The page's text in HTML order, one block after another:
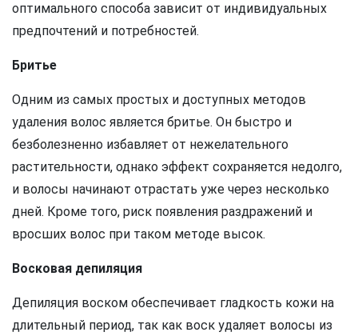
оптимального способа зависит от индивидуальных
предпочтений и потребностей.
Бритье
Одним из самых простых и доступных методов
удаления волос является бритье. Он быстро и
безболезненно избавляет от нежелательного
растительности, однако эффект сохраняется недолго,
и волосы начинают отрастать уже через несколько
дней. Кроме того, риск появления раздражений и
вросших волос при таком методе высок.
Восковая депиляция
Депиляция воском обеспечивает гладкость кожи на
длительный период, так как воск удаляет волосы из